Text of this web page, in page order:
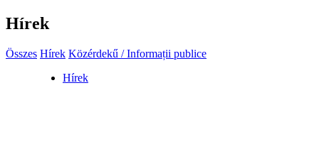
Hírek
Összes Hírek Közérdekű / Informații publice
Hírek